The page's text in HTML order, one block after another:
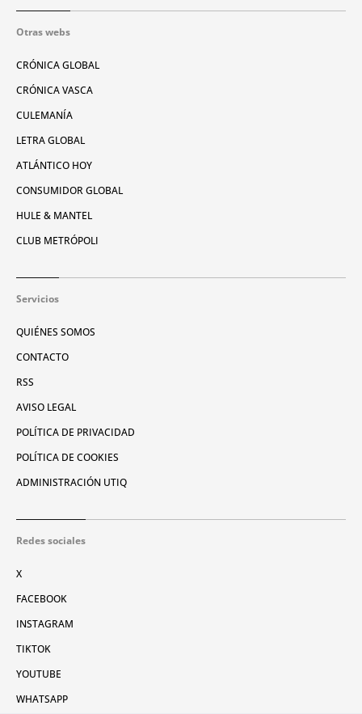
Otras webs
CRÓNICA GLOBAL
CRÓNICA VASCA
CULEMANÍA
LETRA GLOBAL
ATLÁNTICO HOY
CONSUMIDOR GLOBAL
HULE & MANTEL
CLUB METRÓPOLI
Servicios
QUIÉNES SOMOS
CONTACTO
RSS
AVISO LEGAL
POLÍTICA DE PRIVACIDAD
POLÍTICA DE COOKIES
ADMINISTRACIÓN UTIQ
Redes sociales
X
FACEBOOK
INSTAGRAM
TIKTOK
YOUTUBE
WHATSAPP